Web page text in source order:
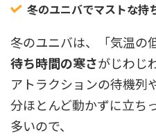
冬のユニバでマストな持
冬のユニバは、「気温の
待ち時間の寒さがじわじ
アトラクションの待機列
分ほとんど動かずに立
多いので、